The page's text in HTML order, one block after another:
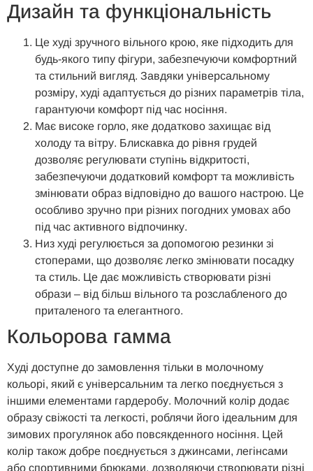
Дизайн та функціональність
Це худі зручного вільного крою, яке підходить для
будь-якого типу фігури, забезпечуючи комфортний
та стильний вигляд. Завдяки універсальному
розміру, худі адаптується до різних параметрів тіла,
гарантуючи комфорт під час носіння.
Має високе горло, яке додатково захищає від
холоду та вітру. Блискавка до рівня грудей
дозволяє регулювати ступінь відкритості,
забезпечуючи додатковий комфорт та можливість
змінювати образ відповідно до вашого настрою. Це
особливо зручно при різних погодних умовах або
під час активного відпочинку.
Низ худі регулюється за допомогою резинки зі
стоперами, що дозволяє легко змінювати посадку
та стиль. Це дає можливість створювати різні
образи – від більш вільного та розслабленого до
приталеного та елегантного.
Кольорова гамма
Худі доступне до замовлення тільки в молочному
кольорі, який є універсальним та легко поєднується з
іншими елементами гардеробу. Молочний колір додає
образу свіжості та легкості, роблячи його ідеальним для
зимових прогулянок або повсякденного носіння. Цей
колір також добре поєднується з джинсами, легінсами
або спортивними брюками, дозволяючи створювати різні